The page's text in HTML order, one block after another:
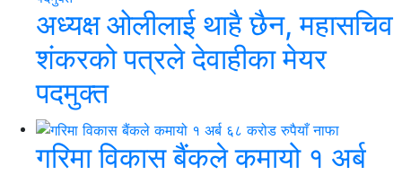
अध्यक्ष ओलीलाई थाहै छैन, महासचिव
शंकरको पत्रले देवाहीका मेयर
पदमुक्त
गरिमा विकास बैंकले कमायो १ अर्ब